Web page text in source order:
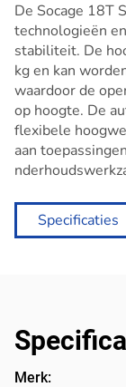
De Socage 18T
technologieën
stabiliteit. De
kg en kan
waardoor de
op hoogte. De
flexibele
aan
Specificaties
Merk: